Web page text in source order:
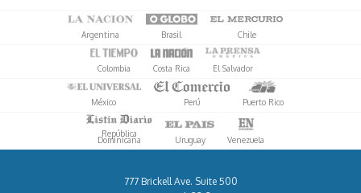
Argentina Brasil Chile
Colombia Costa Rica El Salvador
México Perú Puerto Rico
República
Dominicana Uruguay Venezuela
777 Brickell Ave. Suite 500